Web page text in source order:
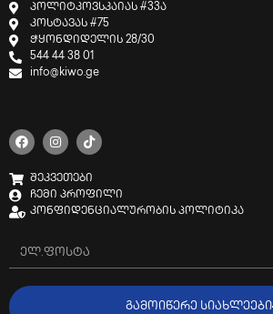
პოლიტკოვსკაიას #33ა
კოსტავას #75
ჭყონდიდელის 28/30
544 44 38 01
info@kiwo.ge
შეკვეთები
ჩემი პროფილი
კონფიდენციალურობის პოლიტიკა
ᲒᲐᲛᲝᲘᲬᲔᲠᲔ ᲡᲘᲐᲮᲚᲔᲔᲑᲘ